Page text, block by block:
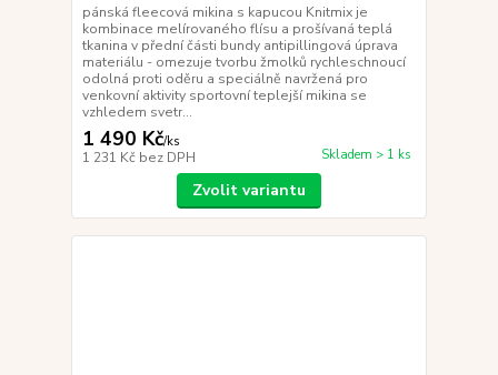
pánská fleecová mikina s kapucou Knitmix je
kombinace melírovaného flísu a prošívaná teplá
tkanina v přední části bundy antipillingová úprava
materiálu - omezuje tvorbu žmolků rychleschnoucí
odolná proti oděru a speciálně navržená pro
venkovní aktivity sportovní teplejší mikina se
vzhledem svetr...
1 490 Kč/ks
1 231 Kč bez DPH Skladem > 1 ks
Zvolit variantu